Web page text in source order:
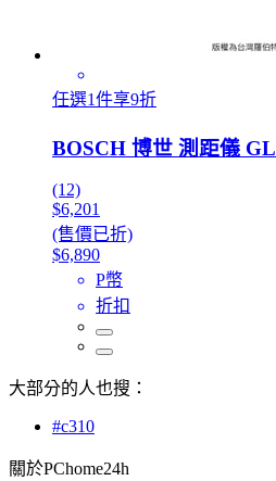
任選1件享9折
BOSCH 博世 測距儀
(12)
$6,201
(售價已折)
$6,890
P幣
折扣
大部分的人也搜：
#c310
關於PChome24h